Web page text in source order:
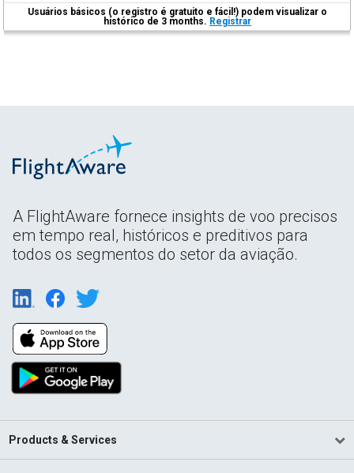
Usuários básicos (o registro é gratuito e fácil!) podem visualizar o
histórico de 3 months. Registrar
A FlightAware fornece insights de voo precisos
em tempo real, históricos e preditivos para
todos os segmentos do setor da aviação.
Products & Services